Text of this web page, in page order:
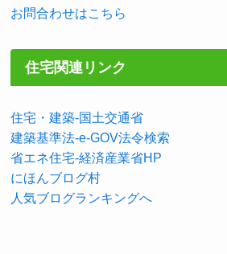
お問合わせはこちら
住宅関連リンク
住宅・建築-国土交通省
建築基準法-e-GOV法令検索
省エネ住宅-経済産業省HP
にほんブログ村
人気ブログランキングへ